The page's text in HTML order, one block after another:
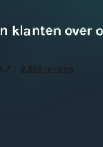
klanten over